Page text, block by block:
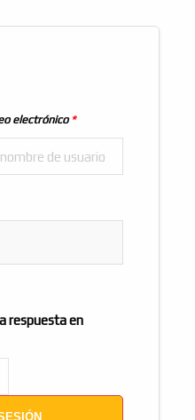
electrónico *
respuesta en